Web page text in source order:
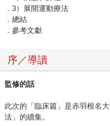
．3）展開運動療法
．總結
．參考文獻
序／導讀
監修的話
此次的「臨床篇」是赤羽根名
法」的續集。